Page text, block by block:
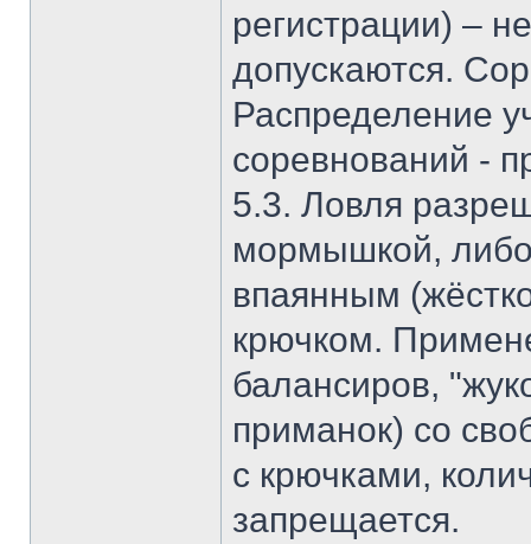
регистрации) –
допускаются.
Распределение
соревнований -
5.3. Ловля
мормышкой,
впаянным
крючком.
балансиров,
приманок) со
с крючками,
запрещается.